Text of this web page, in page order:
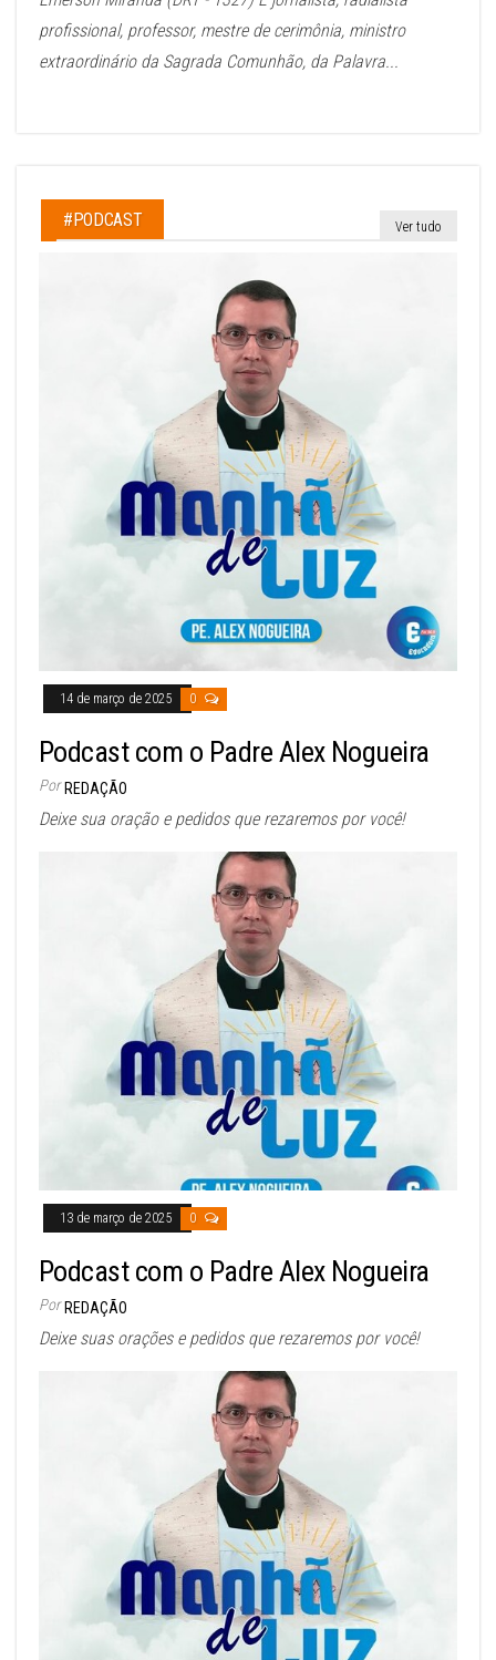
profissional, professor, mestre de cerimônia, ministro
extraordinário da Sagrada Comunhão, da Palavra...
#PODCAST Ver tudo
14 de março de 2025 0
Podcast com o Padre Alex Nogueira
Por REDAÇÃO
Deixe sua oração e pedidos que rezaremos por você!
13 de março de 2025 0
Podcast com o Padre Alex Nogueira
Por REDAÇÃO
Deixe suas orações e pedidos que rezaremos por você!